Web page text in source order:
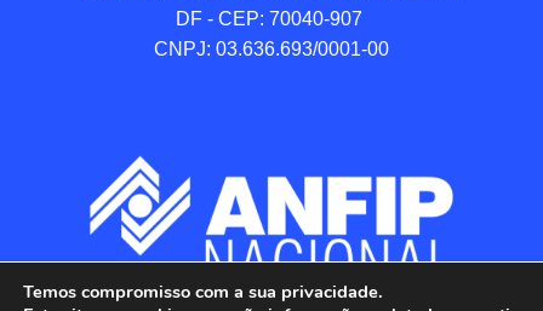
DF - CEP: 70040-907
CNPJ: 03.636.693/0001-00
Temos compromisso com a sua privacidade.